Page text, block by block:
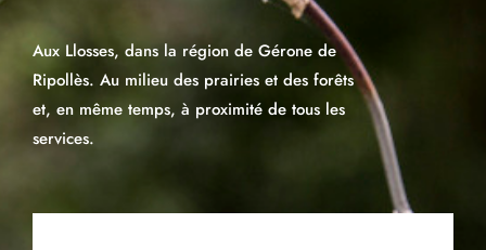
Aux Llosses, dans la région de Gérone de
Ripollès. Au milieu des prairies et des forêts
et, en même temps, à proximité de tous les
services.